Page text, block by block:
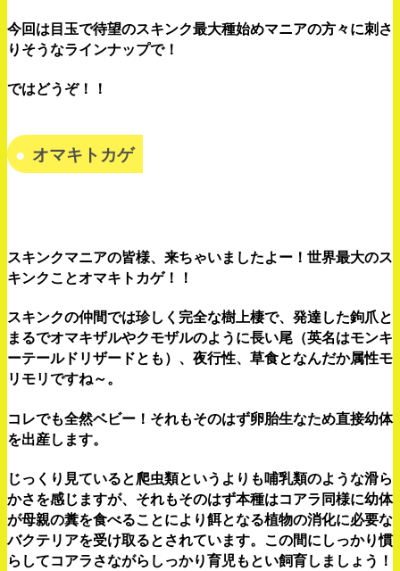
今回は目玉で待望のスキンク最大種始めマニアの方々に刺さ
りそうなラインナップで！
ではどうぞ！！
オマキトカゲ
スキンクマニアの皆様、来ちゃいましたよー！世界最大のス
キンクことオマキトカゲ！！
スキンクの仲間では珍しく完全な樹上棲で、発達した鉤爪と
まるでオマキザルやクモザルのように長い尾（英名はモンキ
ーテールドリザードとも）、夜行性、草食となんだか属性モ
リモリですね～。
コレでも全然ベビー！それもそのはず卵胎生なため直接幼体
を出産します。
じっくり見ていると爬虫類というよりも哺乳類のような滑ら
かさを感じますが、それもそのはず本種はコアラ同様に幼体
が母親の糞を食べることにより餌となる植物の消化に必要な
バクテリアを受け取るとされています。この間にしっかり慣
らしてコアラさながらしっかり育児もとい飼育しましょう！